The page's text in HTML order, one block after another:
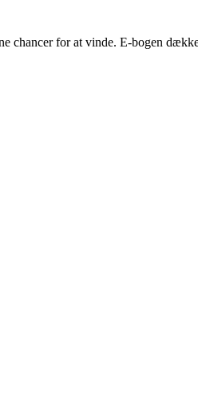
chancer for at vinde. E-bogen